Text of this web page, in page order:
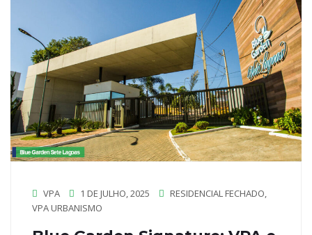
VPA 1 DE JULHO, 2025 RESIDENCIAL FECHADO
VPA URBANISMO